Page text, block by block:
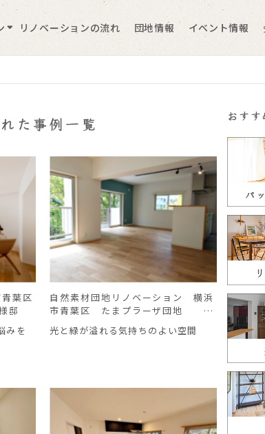
リノベーションの流れ 団地情報 イベント情報
た事例一覧
葉区
邸
みを
自然素材団地リノベーション 横浜
市青葉区 たまプラーザ団地 Ｍ
様邸
光と緑が溢れる気持ちのよい空間
おすす